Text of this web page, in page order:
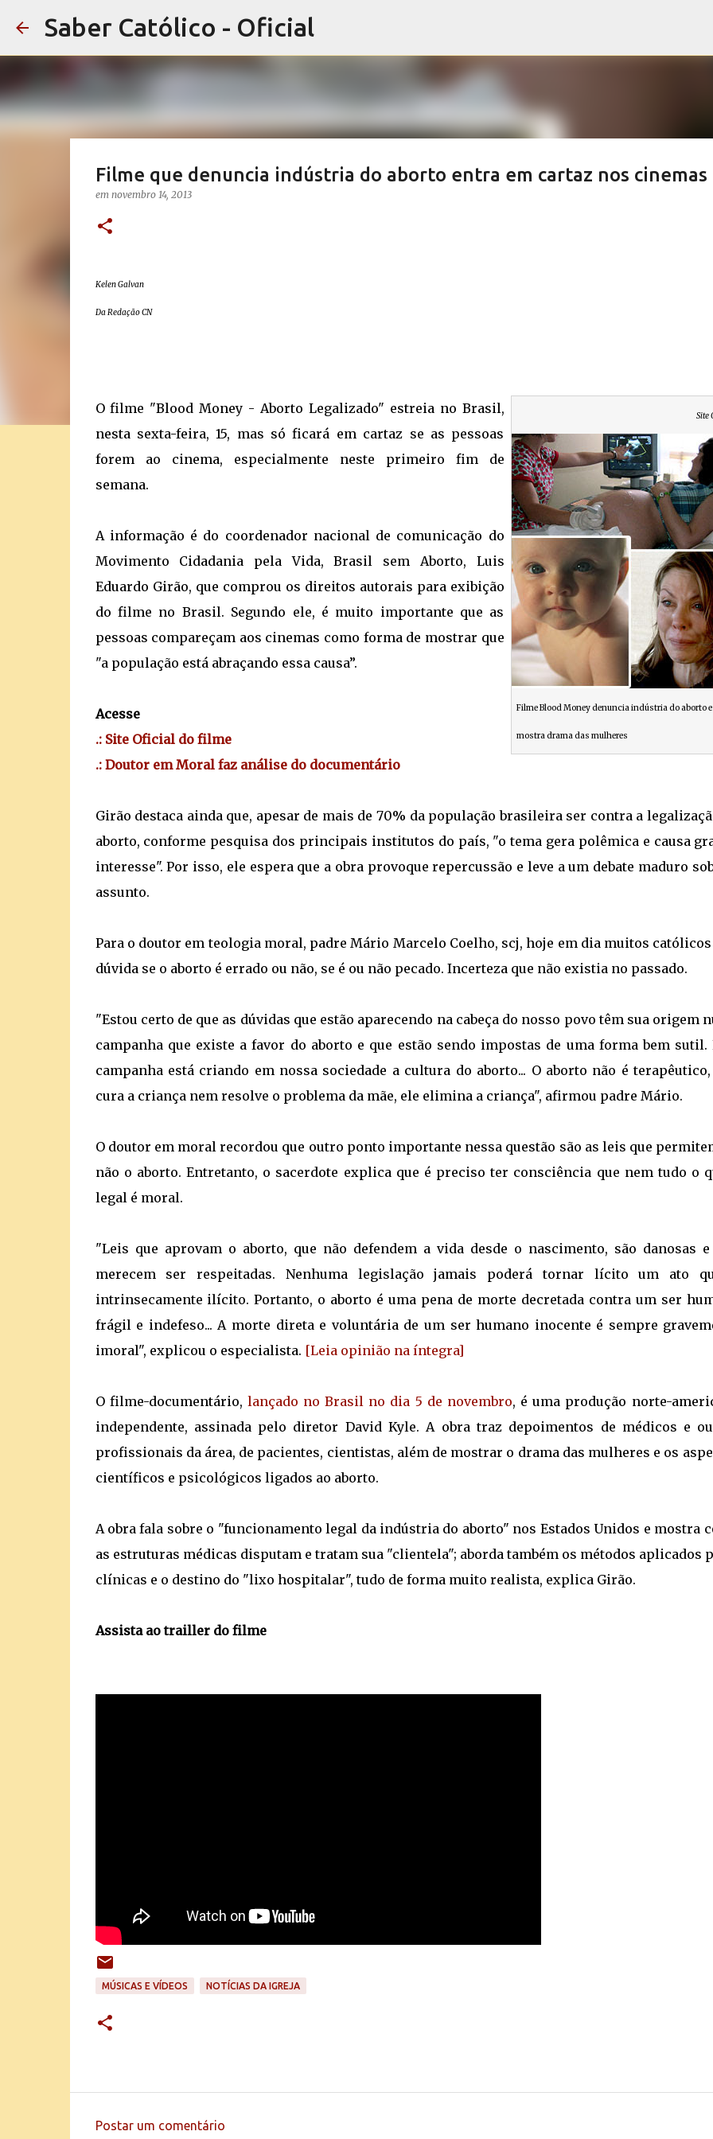
Saber Católico - Oficial
Filme que denuncia indústria do aborto entra em cartaz nos cinemas
em novembro 14, 2013
Kelen Galvan
Da Redação CN
Site
Filme Blood Money denuncia indústria do aborto e
mostra drama das mulheres
O filme "Blood Money - Aborto Legalizado" estreia no Brasil,
nesta sexta-feira, 15, mas só ficará em cartaz se as pessoas
forem ao cinema, especialmente neste primeiro fim de
semana.
A informação é do coordenador nacional de comunicação do
Movimento Cidadania pela Vida, Brasil sem Aborto, Luis
Eduardo Girão, que comprou os direitos autorais para exibição
do filme no Brasil. Segundo ele, é muito importante que as
pessoas compareçam aos cinemas como forma de mostrar que
"a população está abraçando essa causa”.
Acesse
.: Site Oficial do filme
.: Doutor em Moral faz análise do documentário
Girão destaca ainda que, apesar de mais de 70% da população brasileira ser contra a
aborto, conforme pesquisa dos principais institutos do país, "o tema gera polêmica e causa
interesse". Por isso, ele espera que a obra provoque repercussão e leve a um debate maduro
assunto.
Para o doutor em teologia moral, padre Mário Marcelo Coelho, scj, hoje em dia muitos
dúvida se o aborto é errado ou não, se é ou não pecado. Incerteza que não existia no passado.
"Estou certo de que as dúvidas que estão aparecendo na cabeça do nosso povo têm sua origem
campanha que existe a favor do aborto e que estão sendo impostas de uma forma bem sutil.
campanha está criando em nossa sociedade a cultura do aborto... O aborto não é
cura a criança nem resolve o problema da mãe, ele elimina a criança", afirmou padre Mário.
O doutor em moral recordou que outro ponto importante nessa questão são as leis que
não o aborto. Entretanto, o sacerdote explica que é preciso ter consciência que nem tudo o
legal é moral.
"Leis que aprovam o aborto, que não defendem a vida desde o nascimento, são danosas e
merecem ser respeitadas. Nenhuma legislação jamais poderá tornar lícito um ato
intrinsecamente ilícito. Portanto, o aborto é uma pena de morte decretada contra um ser
frágil e indefeso... A morte direta e voluntária de um ser humano inocente é sempre
imoral", explicou o especialista. [Leia opinião na íntegra]
O filme-documentário, lançado no Brasil no dia 5 de novembro, é uma produção norte-
independente, assinada pelo diretor David Kyle. A obra traz depoimentos de médicos e
profissionais da área, de pacientes, cientistas, além de mostrar o drama das mulheres e os
científicos e psicológicos ligados ao aborto.
A obra fala sobre o "funcionamento legal da indústria do aborto" nos Estados Unidos e mostra
as estruturas médicas disputam e tratam sua "clientela"; aborda também os métodos aplicados
clínicas e o destino do "lixo hospitalar", tudo de forma muito realista, explica Girão.
Assista ao trailler do filme
MÚSICAS E VÍDEOS NOTÍCIAS DA IGREJA
Postar um comentário